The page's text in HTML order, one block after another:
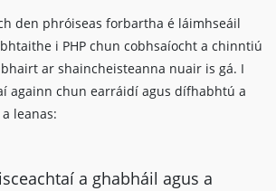
den phróiseas forbartha é láimhseáil
i PHP chun cobhsaíocht a chinntiú
ar shaincheisteanna nuair is gá. I
againn chun earráidí agus dífhabhtú a
leanas:
a ghabháil agus a